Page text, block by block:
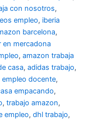
con nosotros,
empleo, iberia
barcelona,
en mercadona
, amazon trabaja
casa, adidas trabajo,
empleo docente,
empacando,
, trabajo amazon,
empleo, dhl trabajo,